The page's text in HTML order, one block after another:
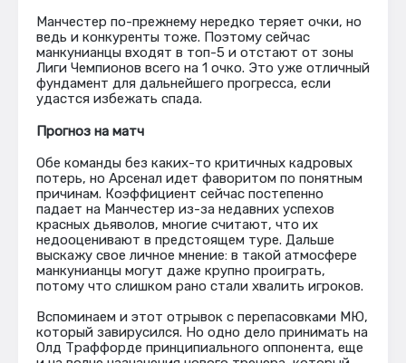
Манчестер по-прежнему нередко теряет очки, но
ведь и конкуренты тоже. Поэтому сейчас
манкунианцы входят в топ-5 и отстают от зоны
Лиги Чемпионов всего на 1 очко. Это уже отличный
фундамент для дальнейшего прогресса, если
удастся избежать спада.
Прогноз на матч
Обе команды без каких-то критичных кадровых
потерь, но Арсенал идет фаворитом по понятным
причинам. Коэффициент сейчас постепенно
падает на Манчестер из-за недавних успехов
красных дьяволов, многие считают, что их
недооценивают в предстоящем туре. Дальше
выскажу свое личное мнение: в такой атмосфере
манкунианцы могут даже крупно проиграть,
потому что слишком рано стали хвалить игроков.
Вспоминаем и этот отрывок с перепасовками МЮ,
который завирусился. Но одно дело принимать на
Олд Траффорде принципиального оппонента, еще